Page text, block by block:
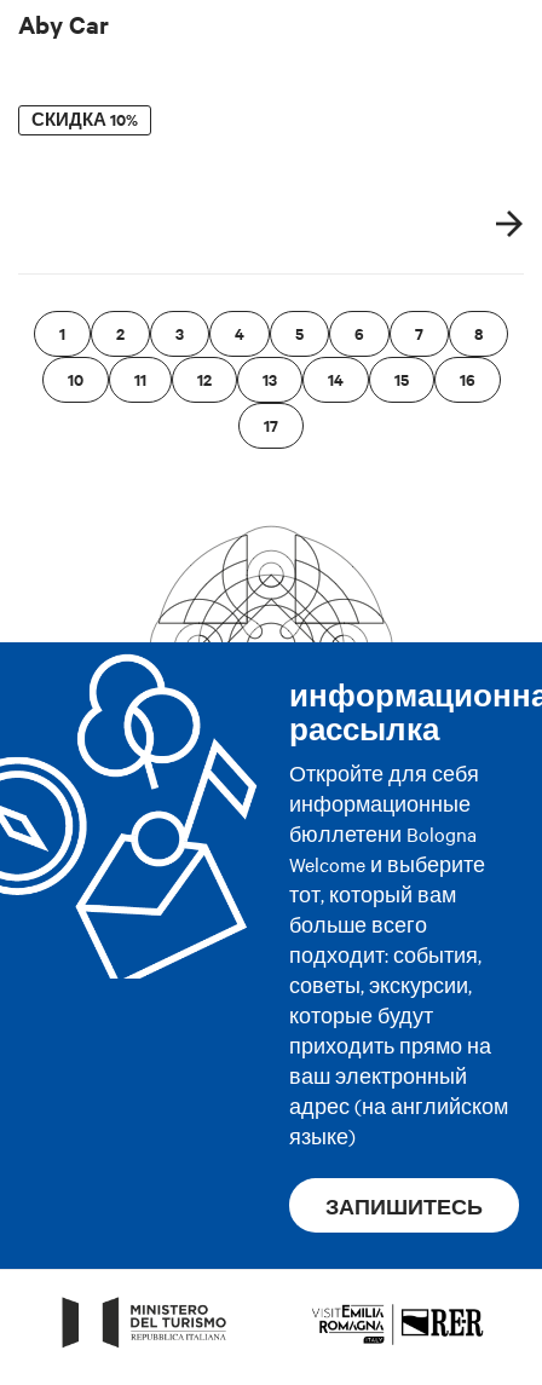
Aby Car
СКИДКА10%
1 2 3 4 5 6 7
8
10
11 12 13 14 15
16
17
рассылка
Откройте для себя
информационные
бюллетени Bologna
Welcome и выберите
тот, который вам
больше всего
подходит: события,
советы, экскурсии,
которые будут
приходить прямо на
ваш электронный
адрес (на английском
языке)
ЗАПИШИТЕСЬ